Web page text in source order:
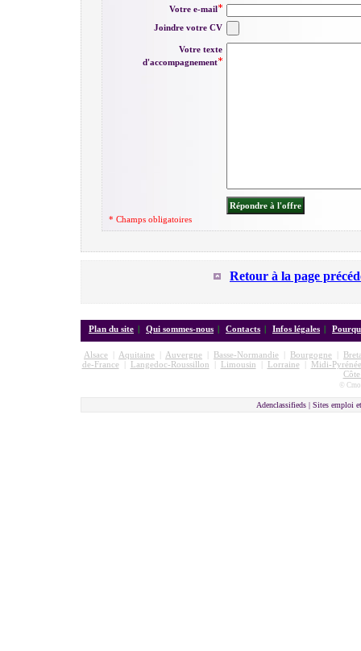
Votre e-mail
Joindre votre CV
Votre texte
d'accompagnement
* Champs obligatoires
Retour à la page
Plan du site | Qui sommes-nous | Contacts | Infos légales |
Alsace Aquitaine Auvergne Basse-Normandie Bourgogne
de-France| Langedoc-Roussillon Limousin Lorraine|
Midi-
©
Adenclassifieds | Sites emploi